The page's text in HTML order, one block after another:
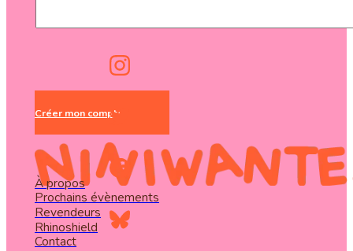
À propos
Prochains évènements
Revendeurs
Créer mon compte
Contact
Rhinoshield